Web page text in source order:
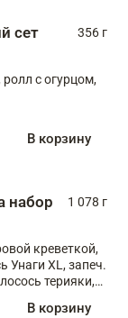
сет
356 г
с огурцом,
В корзину
набор
1 078 г
креветкой,
Унаги XL, запеч.
терияки,
В корзину